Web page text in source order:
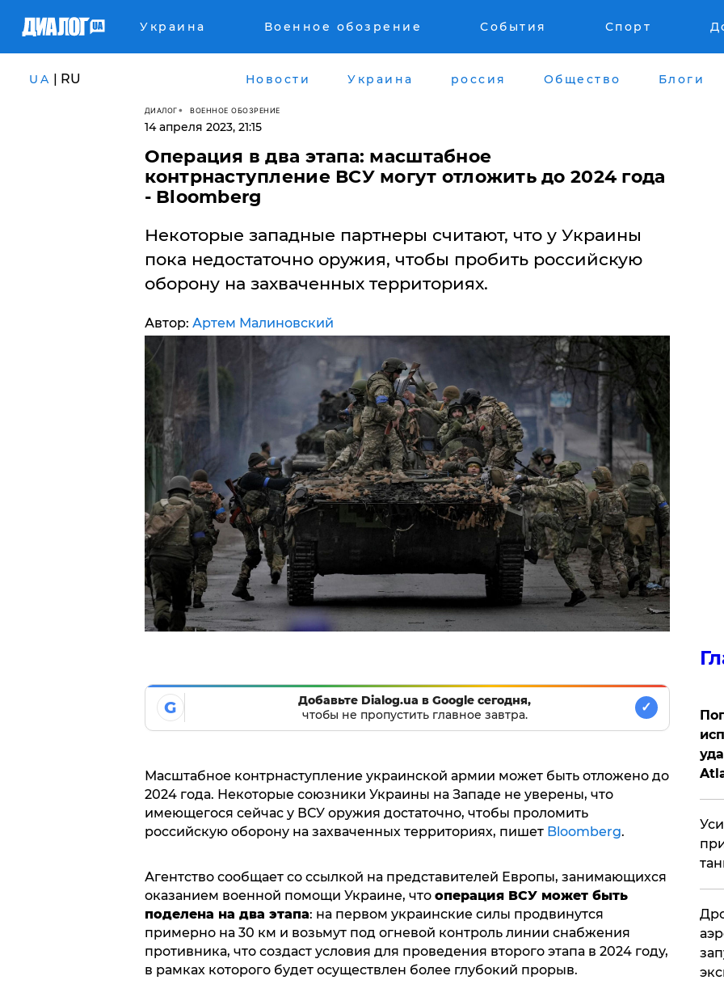
Украина Военное обозрение События Спорт
UA | RU Новости Украина россия Общество Блоги
ДИАЛОГ ВОЕННОЕ ОБОЗРЕНИЕ
14 апреля 2023, 21:15
Операция в два этапа: масштабное
контрнаступление ВСУ могут отложить до 2024 года
- Bloomberg
Некоторые западные партнеры считают, что у Украины
пока недостаточно оружия, чтобы пробить российскую
оборону на захваченных территориях.
Автор: Артем Малиновский
G
Добавьте Dialog.ua в Google сегодня,
чтобы не пропустить главное завтра.
✓
Масштабное контрнаступление украинской армии может быть отложено до
2024 года. Некоторые союзники Украины на Западе не уверены, что
имеющегося сейчас у ВСУ оружия достаточно, чтобы проломить
российскую оборону на захваченных территориях, пишет Bloomberg.
Агентство сообщает со ссылкой на представителей Европы, занимающихся
оказанием военной помощи Украине, что операция ВСУ может быть
поделена на два этапа: на первом украинские силы продвинутся
примерно на 30 км и возьмут под огневой контроль линии снабжения
противника, что создаст условия для проведения второго этапа в 2024 году,
в рамках которого будет осуществлен более глубокий прорыв.